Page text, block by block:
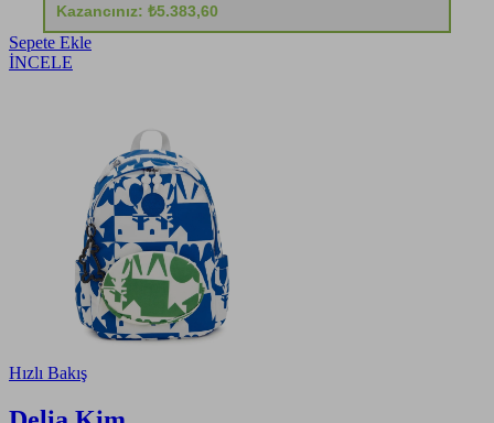
Kazancınız: ₺5.383,60
Sepete Ekle
İNCELE
Hızlı Bakış